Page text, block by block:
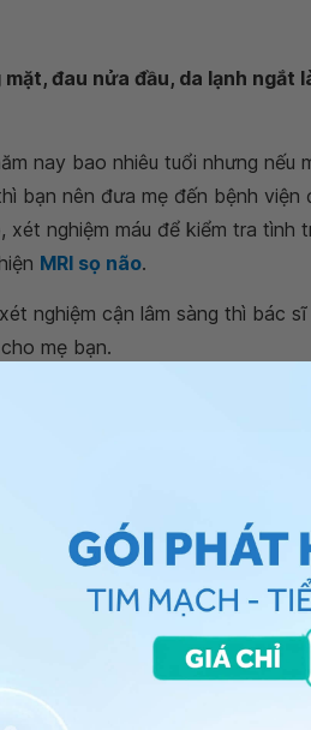
mặt, đau nửa đầu, da lạnh ngắt
nay bao nhiêu tuổi nhưng
bạn nên đưa mẹ đến bệnh
nghiệm máu để kiểm tra tình
MRI sọ não.
nghiệm cận lâm sàng thì bác
mẹ bạn.
sâu bạn có thể đưa mẹ
có đầy đủ cơ sở vật chất,
có nhiều năm công tác
mẹ của bạn.
câu hỏi đến Vinmec. Chúc gia
sĩ Nguyễn Thị Mỹ -Bác sĩ Nội
Đà Nẵng